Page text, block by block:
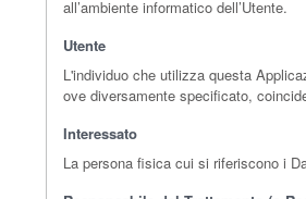
all’ambiente informatico dell’Utente.
Utente
L'individuo che utilizza questa
ove diversamente specificato,
Interessato
La persona fisica cui si riferiscono i